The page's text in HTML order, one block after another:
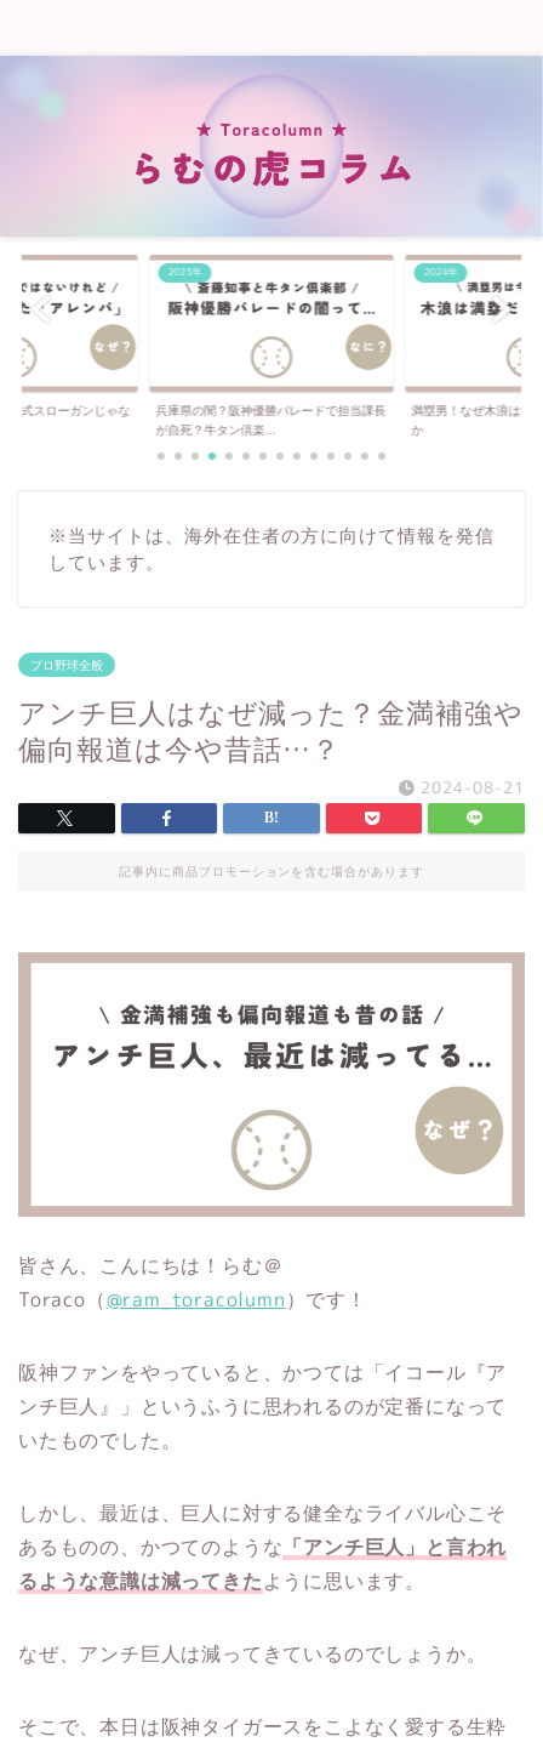
公式スローガンじゃな
2023年
兵庫県の闇？阪神優勝パレードで担当課長
が自死？牛タン倶楽...
2024年
満塁男！なぜ木浪は満
か
※当サイトは、海外在住者の方に向けて情報を発信
しています。
プロ野球全般
アンチ巨人はなぜ減った？金満補強や
偏向報道は今や昔話…？
2024-08-21
記事内に商品プロモーションを含む場合があります
皆さん、こんにちは！らむ＠
Toraco（@ram_toracolumn）です！
阪神ファンをやっていると、かつては「イコール『ア
ンチ巨人』」というふうに思われるのが定番になって
いたものでした。
しかし、最近は、巨人に対する健全なライバル心こそ
あるものの、かつてのような 「アンチ巨人」と言われ
るような意識は減ってきたように思います。
なぜ、アンチ巨人は減ってきているのでしょうか。
そこで、本日は阪神タイガースをこよなく愛する生粋